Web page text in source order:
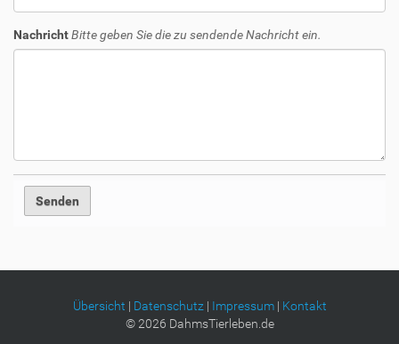
NachrichtBitte geben Sie die zu sendende Nachricht ein.
Übersicht | Datenschutz| Impressum| Kontakt
©2026 DahmsTierleben.de